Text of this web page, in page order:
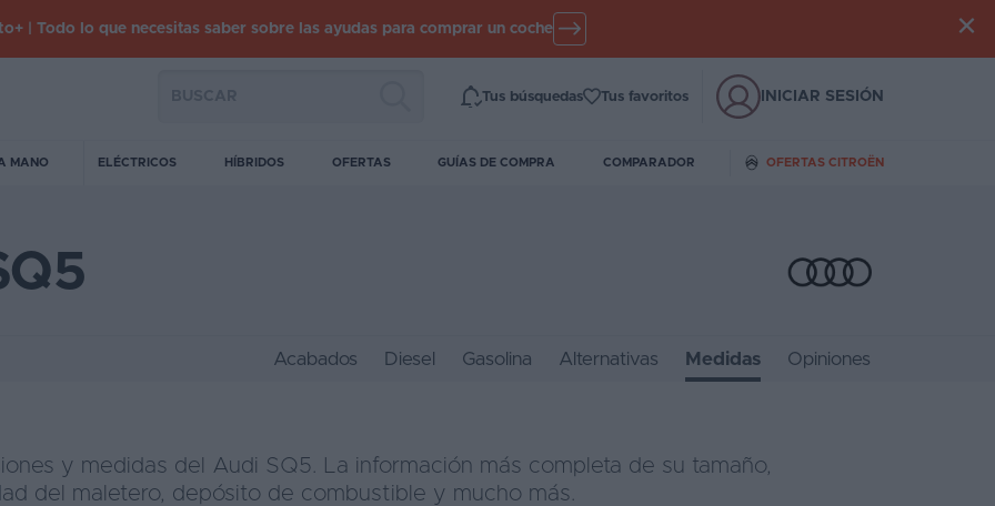
| Todo lo que necesitas saber sobre las ayudas para comprar un coche
Tus búsquedas Tus favoritos INICIAR SESIÓN
MANO ELÉCTRICOS HÍBRIDOS OFERTAS GUÍAS DE COMPRA COMPARADOR OFERTAS CITROËN
Acabados Diesel Gasolina Alternativas Medidas Opiniones
y medidas del Audi SQ5. La información más completa de su tamaño,
del maletero, depósito de combustible y mucho más.